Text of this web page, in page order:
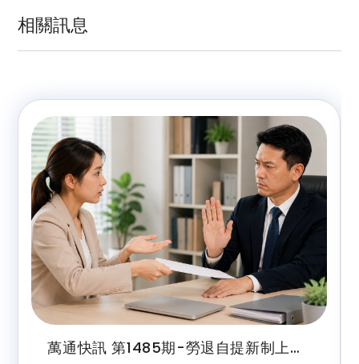
相關訊息
萬通快訊 第1485期-勞退自提新制上